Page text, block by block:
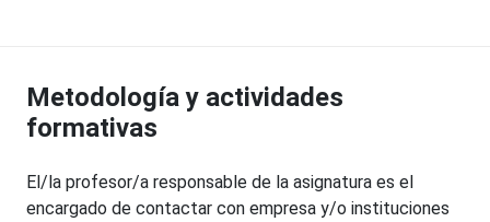
Metodología y actividades
formativas
El/la profesor/a responsable de la asignatura es el
encargado de contactar con empresa y/o instituciones